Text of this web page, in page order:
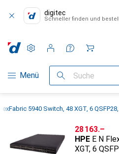
digitec
Schneller finden und
Navigation nach Kategorien
Menü Suche
Einstellungen
Kundenkonto
Vergleichslisten
Merklisten
Warenkorb
5940 Switch, 48 XGT, 6
CHF
28 163.–
HPE E N
XGT, 6